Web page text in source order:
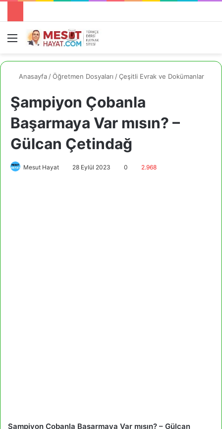
Menü
Anasayfa /Öğretmen Dosyaları /Çeşitli Evrak ve Dokümanlar
Şampiyon Çobanla
Başarmaya Var mısın? –
Gülcan Çetindağ
Mesut Hayat 28 Eylül 2023 0 2.968
Şampiyon Çobanla Başarmaya Var mısın? – Gülcan